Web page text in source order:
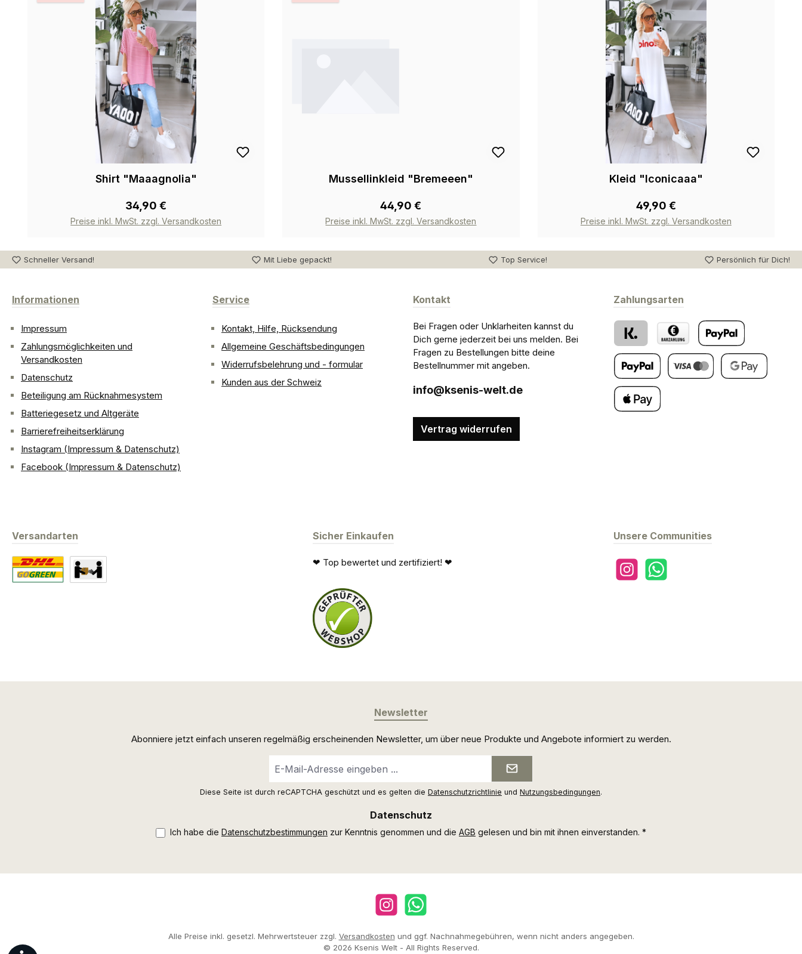
Shirt "Maaagnolia"
34,90 €
Preise inkl. MwSt. zzgl. Versandkosten
Mussellinkleid "Bremeeen"
44,90 €
Preise inkl. MwSt. zzgl. Versandkosten
Kleid "Iconicaaa"
49,90 €
Preise inkl. MwSt. zzgl. Versandkosten
Schneller Versand! Mit Liebe gepackt! Top Service! Persönlich für Dich!
Informationen
Impressum
Zahlungsmöglichkeiten und
Versandkosten
Datenschutz
Beteiligung am Rücknahmesystem
Batteriegesetz und Altgeräte
Barrierefreiheitserklärung
Instagram (Impressum & Datenschutz)
Facebook (Impressum & Datenschutz)
Service
Kontakt, Hilfe, Rücksendung
Allgemeine Geschäftsbedingungen
Widerrufsbelehrung und - formular
Kunden aus der Schweiz
Kontakt
Bei Fragen oder Unklarheiten kannst du
Dich gerne jederzeit bei uns melden. Bei
Fragen zu Bestellungen bitte deine
Bestellnummer mit angeben.
info@ksenis-welt.de
Vertrag widerrufen
Unsere Communities
InstagramWhatsApp
Zahlungsarten
PayPal
Später Bezahlen
Klarna Barzahlung bei Abholung
Versandarten Sicher Einkaufen
❤ Top bewertet und zertifiziert! ❤
Newsletter
Abonniere jetzt einfach unseren regelmäßig erscheinenden Newsletter, um über neue Produkte und Angebote informiert zu werden.
Mail-
Diese Seite ist durch reCAPTCHA geschützt und es gelten die Datenschutzrichtlinie und Nutzungsbedingungen.
Datenschutz
Ich habe die Datenschutzbestimmungen zur Kenntnis genommen und die AGB gelesen und bin mit ihnen einverstanden. *
InstagramWhatsApp
Alle Preise inkl. gesetzl. Mehrwertsteuer zzgl. Versandkosten und ggf. Nachnahmegebühren, wenn nicht anders angegeben.
© 2026 Ksenis Welt - All Rights Reserved.